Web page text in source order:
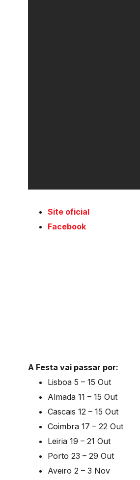
Site oficial
Facebook
A Festa vai passar por:
Lisboa 5 – 15 Out
Almada 11 – 15 Out
Cascais 12 – 15 Out
Coimbra 17 – 22 Out
Leiria 19 – 21 Out
Porto 23 – 29 Out
Aveiro 2 – 3 Nov